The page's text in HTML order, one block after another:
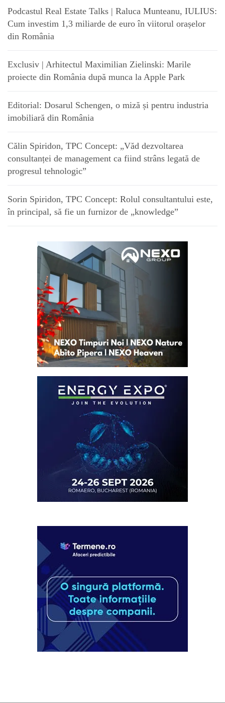
Podcastul Real Estate Talks | Raluca Munteanu, IULIUS:
Cum investim 1,3 miliarde de euro în viitorul orașelor
din România
Exclusiv | Arhitectul Maximilian Zielinski: Marile
proiecte din România după munca la Apple Park
Editorial: Dosarul Schengen, o miză și pentru industria
imobiliară din România
Călin Spiridon, TPC Concept: „Văd dezvoltarea
consultanței de management ca fiind strâns legată de
progresul tehnologic”
Sorin Spiridon, TPC Concept: Rolul consultantului este,
în principal, să fie un furnizor de „knowledge”